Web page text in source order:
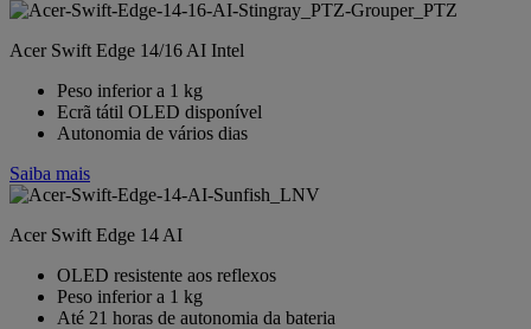
Acer Swift Edge 14/16 AI Intel
Peso inferior a 1 kg
Ecrã tátil OLED disponível
Autonomia de vários dias
Saiba mais
Acer Swift Edge 14 AI
OLED resistente aos reflexos
Peso inferior a 1 kg
Até 21 horas de autonomia da bateria